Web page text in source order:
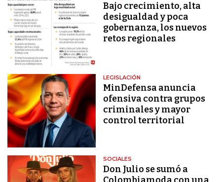
Bajo crecimiento, alta
desigualdad y poca
gobernanza, los nuevos
retos regionales
LEGISLACIÓN
MinDefensa anuncia
ofensiva contra grupos
criminales y mayor
control territorial
SOCIALES
Don Julio se sumó a